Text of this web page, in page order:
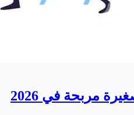
مربحة في 2026